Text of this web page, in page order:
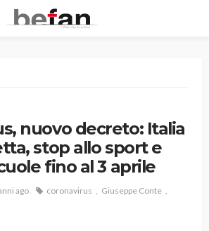
nuovo decreto: Italia
stop allo sport e
fino al 3 aprile
ago coronavirus
Giuseppe Conte